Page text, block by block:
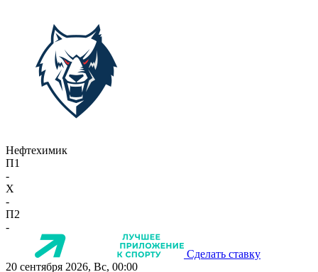
Нефтехимик
П1
-
X
-
П2
-
Сделать ставку
20 сентября 2026, Вс, 00:00